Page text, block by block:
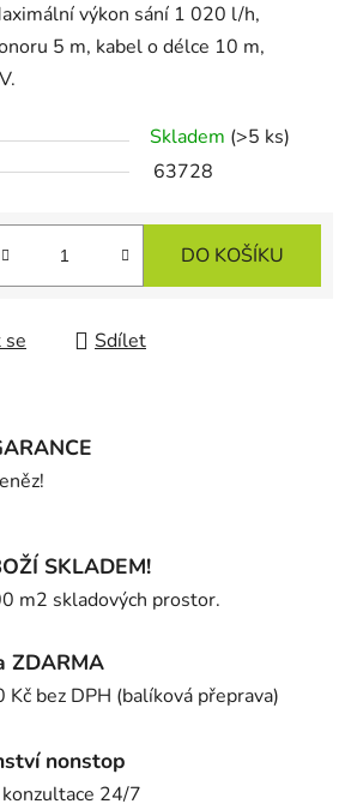
výkon sání 1 020 l/h,
5 m, kabel o délce 10 m,
Skladem (>5 ks)
63728
DO KOŠÍKU
se Sdílet
SKLADEM!
m2 skladových prostor.
ZDARMA
Kč bez DPH (balíková přeprava)
nonstop
24/7